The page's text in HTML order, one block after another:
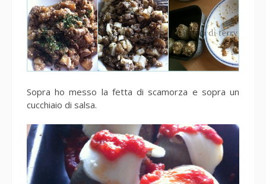
Sopra ho messo la fetta di scamorza e sopra un
cucchiaio di salsa.